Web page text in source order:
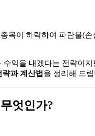
목이 하락하여 파란불(
익을 내겠다는 전략이
략과 계산법 을 정리해 드
엇인가?